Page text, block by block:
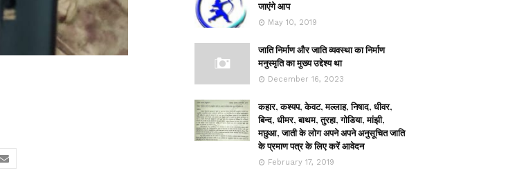
जाएंगे आप
May 10, 2019
जाति निर्माण और जाति व्यवस्था का निर्माण
मनुस्मृति का मुख्य उद्देश्य था
December 16, 2023
कहार, कश्यप, केवट, मल्लाह, निषाद, धीवर,
बिन्द, धीमर, बाथम, तुरहा, गोडिया, मांझी,
मछुआ, जाती के लोग अपने अपने अनुसूचित जाति
के प्रमाण पत्र के लिए करें आवेदन
February 17, 2019